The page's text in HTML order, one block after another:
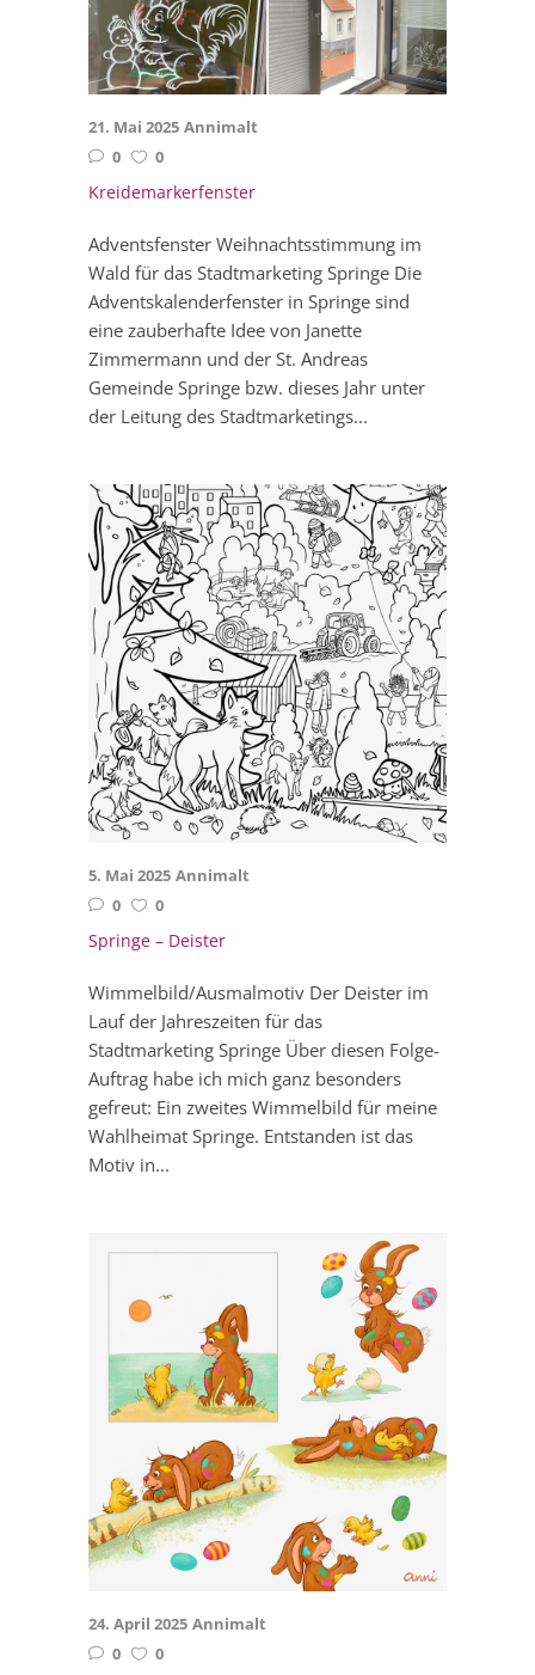
21. Mai 2025 Annimalt
0
0
Kreidemarkerfenster
Adventsfenster Weihnachtsstimmung im
Wald für das Stadtmarketing Springe Die
Adventskalenderfenster in Springe sind
eine zauberhafte Idee von Janette
Zimmermann und der St. Andreas
Gemeinde Springe bzw. dieses Jahr unter
der Leitung des Stadtmarketings...
5. Mai 2025 Annimalt
0
0
Springe – Deister
Wimmelbild/Ausmalmotiv Der Deister im
Lauf der Jahreszeiten für das
Stadtmarketing Springe Über diesen Folge-
Auftrag habe ich mich ganz besonders
gefreut: Ein zweites Wimmelbild für meine
Wahlheimat Springe. Entstanden ist das
Motiv in...
24. April 2025 Annimalt
0
0